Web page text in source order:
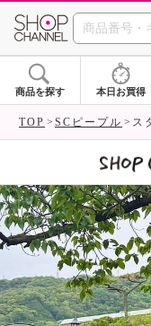
商品を探す 本日お買得
TOP SCピープル ス